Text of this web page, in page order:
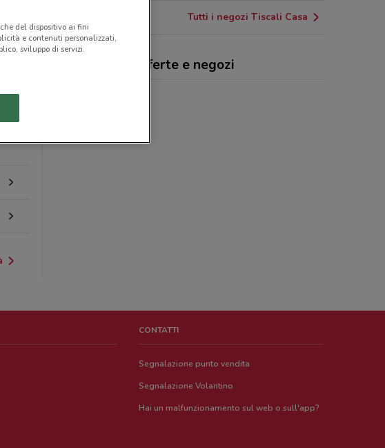
Tutti i negozi Tiscali Casa
Tiscali Casa, offerte e negozi
CONTATTI
Segnalazione punto vendita
Segnalazione Volantino
Hai un malfunzionamento sul web o sull'app?
del dispositivo ai fini
e contenuti personalizzati,
sviluppo di servizi.